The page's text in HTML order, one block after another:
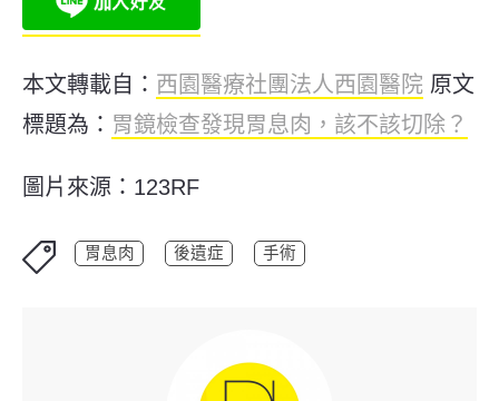
本文轉載自： 西園醫療社團法人西園醫院 原文
標題為： 胃鏡檢查發現胃息肉，該不該切除？
圖片來源：123RF
胃息肉 後遺症 手術